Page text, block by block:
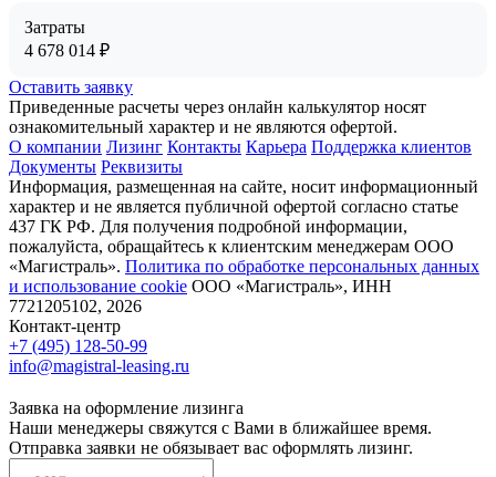
Затраты
4 678 014 ₽
Оставить заявку
Приведенные расчеты через онлайн калькулятор носят
ознакомительный характер и не являются офертой.
О компании Лизинг Контакты Карьера Поддержка клиентов
Документы Реквизиты
Информация, размещенная на сайте, носит информационный
характер и не является публичной офертой согласно статье
437 ГК РФ. Для получения подробной информации,
пожалуйста, обращайтесь к клиентским менеджерам ООО
«Магистраль». Политика по обработке персональных данных
и использование сookie ООО «Магистраль», ИНН
7721205102, 2026
Контакт-центр
+7 (495) 128-50-99
info@magistral-leasing.ru
Заявка на оформление лизинга
Наши менеджеры свяжутся с Вами в ближайшее время.
Отправка заявки не обязывает вас оформлять лизинг.